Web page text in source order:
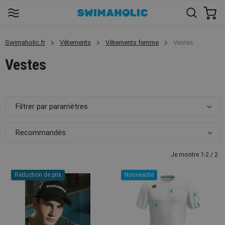
Swimaholic.fr Vêtements Vêtements femme Vestes
Vestes
Filtrer par paramètres
Je montre 1-2 / 2
Réduction de prix Nouveauté